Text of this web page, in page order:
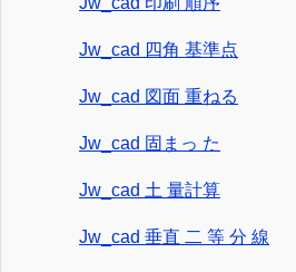
Jw_cad 四角 基準点
Jw_cad 図面 重ねる
Jw_cad 固まっ た
Jw_cad 土 量計算
Jw_cad 垂直 二 等 分 線